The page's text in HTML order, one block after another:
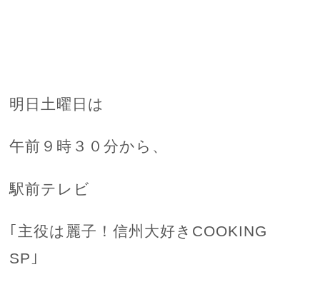
明日土曜日は
午前９時３０分から、
駅前テレビ
｢主役は麗子！信州大好きCOOKING
SP｣